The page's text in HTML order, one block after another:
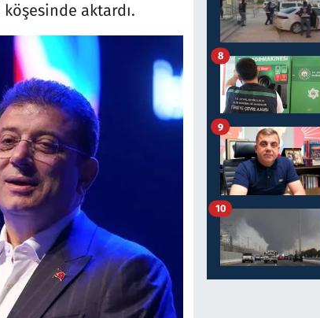
aktardı.
8
9
10